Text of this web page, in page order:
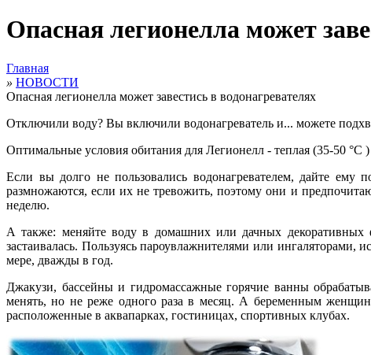
Опасная легионелла может
Главная
» НОВОСТИ
Опасная легионелла может завестись в водонагревателях
Отключили воду? Вы включили водонагреватель и... можете
Оптимальные условия обитания для Легионелл - теплая (35-50 °C )
Если вы долго не пользовались водонагревателем, дайте ему
размножаются, если их не тревожить, поэтому они и
неделю.
А также: меняйте воду в домашних или дачных декоративных
застаивалась. Пользуясь пароувлажнителями или
мере, дважды в год.
Джакузи, бассейны и гидромассажные горячие ванны
менять, но не реже одного раза в месяц. А беременным
расположенные в аквапарках, гостиницах, спортивных клубах.